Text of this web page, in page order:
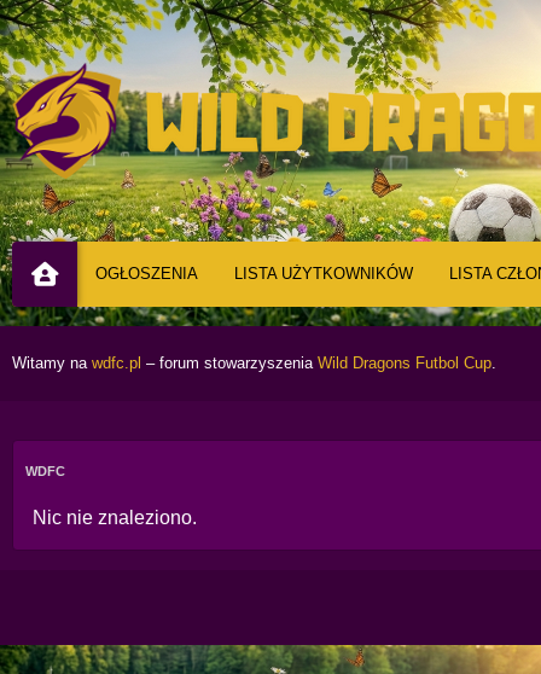
OGŁOSZENIA LISTA UŻYTKOWNIKÓW LISTA
Witamy na wdfc.pl – forum stowarzyszenia Wild Dragons Futbol Cup.
WDFC
Nic nie znaleziono.